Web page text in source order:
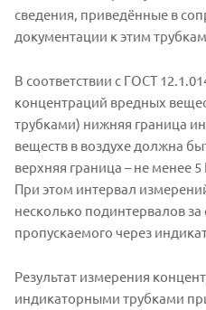
сведения, приведённые в
документации к этим
В соответствии с ГОСТ
концентраций вредных
трубками) нижняя граница
веществ в воздухе должна
верхняя граница – не менее
При этом интервал
несколько подинтервалов
пропускаемого через
Результат измерения
индикаторными трубками